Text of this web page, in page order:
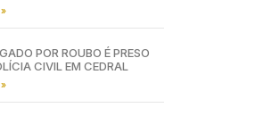
POR ROUBO É PRESO
CIVIL EM CEDRAL